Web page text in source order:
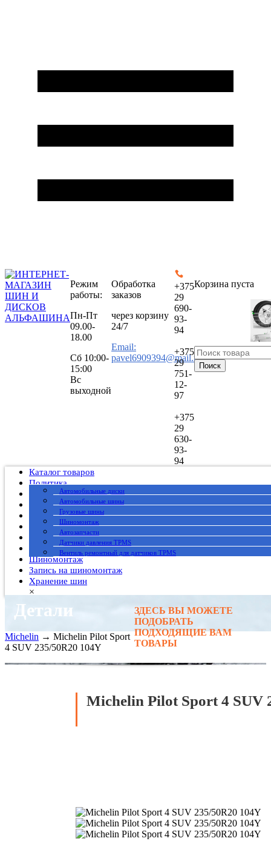
Режим
работы:
Пн-Пт
09.00-
18.00
Сб 10:00-
15:00
Вс
выходной
Обработка
заказов
через корзину
24/7
Email:
pavel6909394@mail.ru
+375
29
690-
93-
94
+375
29
751-
12-
97
+375
29
630-
93-
94
Корзина пуста
Поиск
Каталог товаров
Автомобильные диски
Автомобильные шины
Грузовые шины
Шиномонтаж
Автозапчасти
Датчики давления TPMS
Вентиль ремонтный для датчиков TPMS
Политика
Публичный договор
О нас
Оплата
Доставка
Вакансии
Гарантия
Шиномонтаж
Запись на шиномонтаж
Хранение шин
×
Детали
ЗДЕСЬ ВЫ МОЖЕТЕ
ПОДОБРАТЬ
ПОДХОДЯЩИЕ ВАМ
ТОВАРЫ
Michelin → Michelin Pilot Sport
4 SUV 235/50R20 104Y
Michelin Pilot Sport 4 SUV